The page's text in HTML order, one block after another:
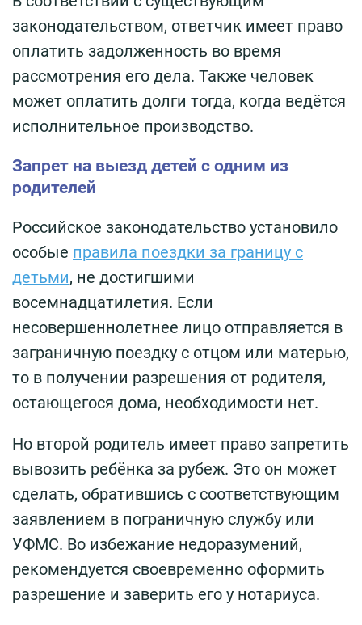
законодательством, ответчик имеет право
оплатить задолженность во время
рассмотрения его дела. Также человек
может оплатить долги тогда, когда ведётся
исполнительное производство.
Запрет на выезд детей с одним из
родителей
Российское законодательство установило
особые правила поездки за границу с
детьми, не достигшими
восемнадцатилетия. Если
несовершеннолетнее лицо отправляется в
заграничную поездку с отцом или матерью,
то в получении разрешения от родителя,
остающегося дома, необходимости нет.
Но второй родитель имеет право запретить
вывозить ребёнка за рубеж. Это он может
сделать, обратившись с соответствующим
заявлением в пограничную службу или
УФМС. Во избежание недоразумений,
рекомендуется своевременно оформить
разрешение и заверить его у нотариуса.